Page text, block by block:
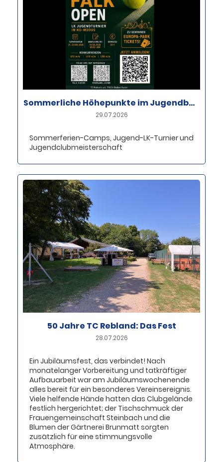
Sommerliche Höhepunkte im Jugendbereich des TC Rebland
29.07.2026
Sommerferien-Camps, Jugend-LK-Turnier und
Jugendclubmeisterschaft
50 Jahre TC Rebland: Das Fest
28.07.2026
Ein Jubiläumsfest, das verbindet! Nach
monatelanger Vorbereitung und tatkräftiger
Aufbauarbeit war am Jubiläumswochenende
alles bereit für ein besonderes Vereinsereignis.
Viele helfende Hände hatten das Clubgelände
festlich hergerichtet; der Tischschmuck der
Frauengemeinschaft Steinbach und die
Blumen der Gärtnerei Brunmatt sorgten
zusätzlich für eine stimmungsvolle
Atmosphäre.